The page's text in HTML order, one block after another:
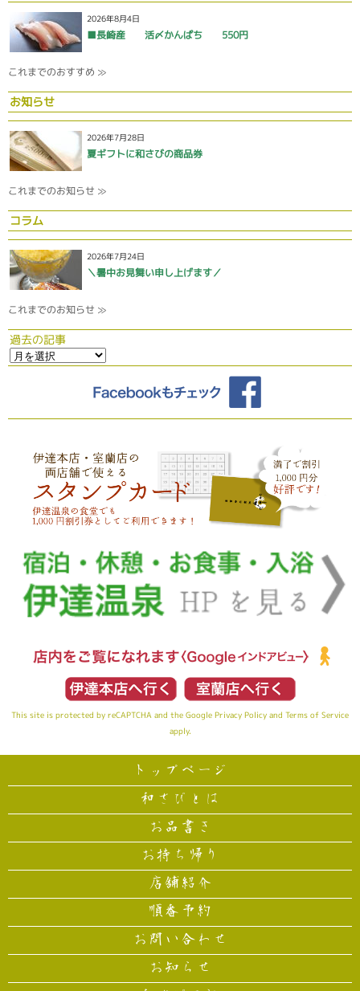
2026年8月4日
■長崎産 活〆かんぱち 550円
これまでのおすすめ ≫
お知らせ
2026年7月28日
夏ギフトに和さびの商品券
これまでのお知らせ ≫
コラム
2026年7月24日
＼暑中お見舞い申し上げます／
これまでのお知らせ ≫
過去の記事
This site is protected by reCAPTCHA and the Google Privacy Policy and Terms of Service
apply.
トップページ
和さびとは
お品書き
お持ち帰り
店舗紹介
順番予約
お問い合わせ
お知らせ